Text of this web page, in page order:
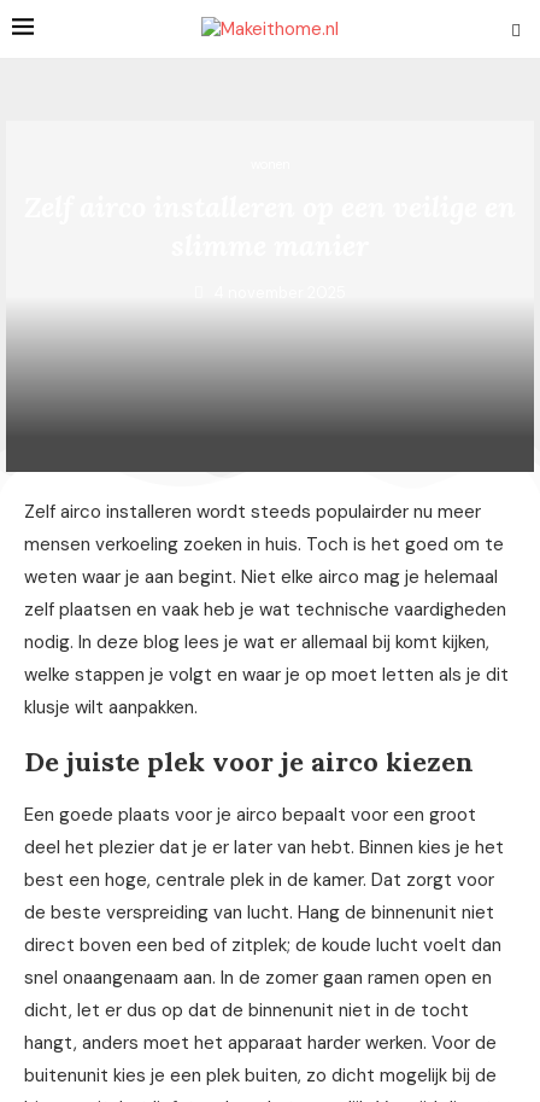
Zelf airco installeren wordt steeds populairder nu meer
mensen verkoeling zoeken in huis. Toch is het goed om te
weten waar je aan begint. Niet elke airco mag je helemaal
zelf plaatsen en vaak heb je wat technische vaardigheden
nodig. In deze blog lees je wat er allemaal bij komt kijken,
welke stappen je volgt en waar je op moet letten als je dit
klusje wilt aanpakken.
De juiste plek voor je airco kiezen
Een goede plaats voor je airco bepaalt voor een groot
deel het plezier dat je er later van hebt. Binnen kies je het
best een hoge, centrale plek in de kamer. Dat zorgt voor
de beste verspreiding van lucht. Hang de binnenunit niet
direct boven een bed of zitplek; de koude lucht voelt dan
snel onaangenaam aan. In de zomer gaan ramen open en
dicht, let er dus op dat de binnenunit niet in de tocht
hangt, anders moet het apparaat harder werken. Voor de
buitenunit kies je een plek buiten, zo dicht mogelijk bij de